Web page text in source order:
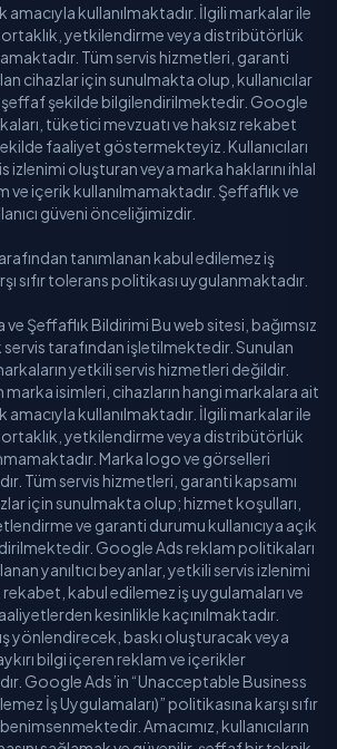
kullanılmaktadır. İlgili markalar ile
ortaklık, yetkilendirme veya distribütörlük
Tüm servis hizmetleri, garanti
cihazlar için sunulmakta olup, kullanıcılar
şeffaf şekilde bilgilendirilmektedir. Google
tüketici mevzuatı ve haksız rekabet
faaliyet göstermekteyiz. Kullanıcıları
izlenimi oluşturan veya marka haklarını ihlal
ve içerik kullanılmamaktadır. Şeffaflık ve
güveni önceliğimizdir.
tanımlanan kabul edilemez iş
sıfır tolerans politikası uygulanmaktadır.
Şeffaflık Bildirimi Bu web sitesi, bağımsız
tarafından işletilmektedir. Sunulan
yetkili servis hizmetleri değildir.
marka isimleri, cihazların hangi markalara ait
kullanılmaktadır. İlgili markalar ile
ortaklık, yetkilendirme veya distribütörlük
Marka logo ve görselleri
Tüm servis hizmetleri, garanti kapsamı
için sunulmakta olup; hizmet koşulları,
ve garanti durumu kullanıcıya açık
Google Ads reklam politikaları
yanıltıcı beyanlar, yetkili servis izlenimi
kabul edilemez iş uygulamaları ve
kesinlikle kaçınılmaktadır.
yönlendirecek, baskı oluşturacak veya
bilgi içeren reklam ve içerikler
Google Ads’in “Unacceptable Business
İş Uygulamaları)” politikasına karşı sıfır
Amacımız, kullanıcıların